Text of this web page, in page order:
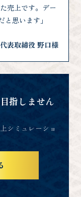
売上です。デー
思います」
表取締役 野口様
指しません
シミュレーショ